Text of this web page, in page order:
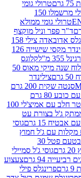
גומי
מרשמלו 150
ממולא
מוקצף
פרינגלס אדובאדה צילי 158
שוקולד קינדר מקסי שישייה 126
קלוגס
גונץ שוקולד לוח שנה מיקי מאוס 50
סנטה שקית 200 גרם
סנטה בודד עם כובע 80 גרם
ריטר חלב עם אמיצ'לי 100
עט
גוסי
חמוץ
גומי דיפ מקלות עם ג'ל חמוץ בטעם פטל 30
ג'ל סמיילי
צעצוע
פילי